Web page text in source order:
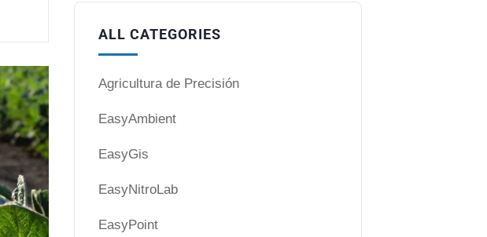
ALL CATEGORIES
Agricultura de Precisión
EasyAmbient
EasyGis
EasyNitroLab
EasyPoint